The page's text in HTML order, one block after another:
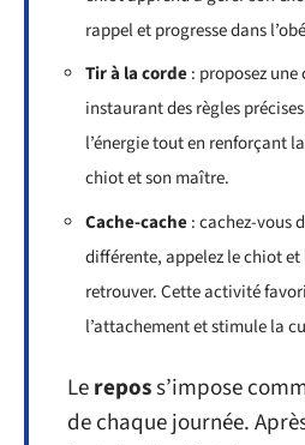
rappel et progresse dans
Tir à la corde: proposez une
instaurant des règles
l’énergie tout en renforçant
chiot et son maître.
Cache-cache: cachez-vous
différente, appelez le chiot et
retrouver. Cette activité
l’attachement et stimule la
Lereposs’impose
de chaque journée.